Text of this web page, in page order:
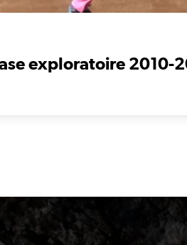
exploratoire 2010-